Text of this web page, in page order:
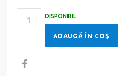
DISPONIBIL
ADAUGĂ ÎN COŞ